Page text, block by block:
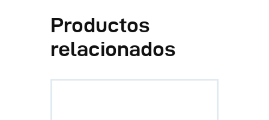
Productos
relacionados